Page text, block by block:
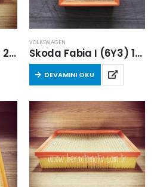
Skoda Fabia I (6Y2) 2001-2007 Arası 1.2 Benzinli Hava Filtresi
VOLKSWAGEN
Skoda Fabia I (6Y3) 1999-2007 Arası 1.4 16V Benzinli Hava Filtresi
DEVAMINI OKU